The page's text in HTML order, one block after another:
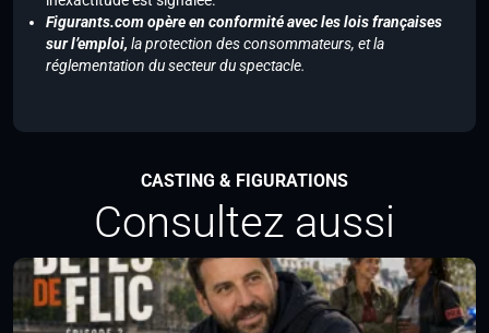
Figurants.com opère en conformité avec les lois françaises
sur l’emploi, la protection des consommateurs, et la
réglementation du secteur du spectacle.
CASTING & FIGURATIONS
Consultez aussi